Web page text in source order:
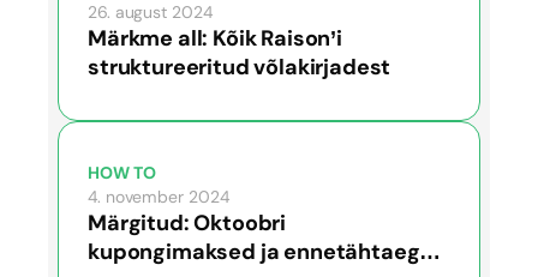
26. august 2024
Märkme all: Kõik Raison’i
struktureeritud võlakirjadest
HOW TO
4. november 2024
Märgitud: Oktoobri
kupongimaksed ja ennetähtaegne